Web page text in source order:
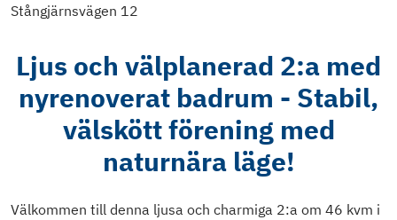
Stångjärnsvägen 12
Ljus och välplanerad 2:a med
nyrenoverat badrum - Stabil,
välskött förening med
naturnära läge!
Välkommen till denna ljusa och charmiga 2:a om 46 kvm i